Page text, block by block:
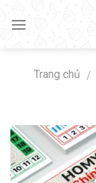
Trang chủ /